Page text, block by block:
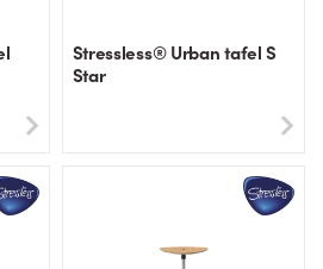
Stressless® Urban tafel S
Star